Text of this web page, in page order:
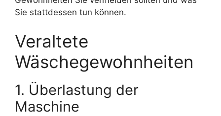
Sie stattdessen tun können.
Veraltete
Wäschegewohnheiten
1. Überlastung der
Maschine